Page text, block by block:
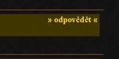
» odpovědět «